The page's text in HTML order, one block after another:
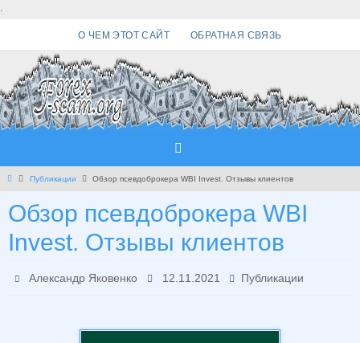
.
О ЧЕМ ЭТОТ САЙТ ОБРАТНАЯ СВЯЗЬ
Главная
Публикации Обзор псевдоброкера WBI Invest. Отзывы клиентов
Обзор псевдоброкера WBI
Invest. Отзывы клиентов
Александр Яковенко 12.11.2021 Публикации